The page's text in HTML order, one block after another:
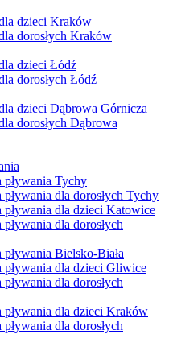
dzieci Kraków
dorosłych Kraków
dzieci Łódź
dorosłych Łódź
dzieci Dąbrowa Górnicza
dorosłych Dąbrowa
pływania Tychy
dla dorosłych Tychy
pływania dla dzieci Katowice
dla dorosłych
Bielsko-Biała
pływania dla dzieci Gliwice
dla dorosłych
pływania dla dzieci Kraków
dla dorosłych